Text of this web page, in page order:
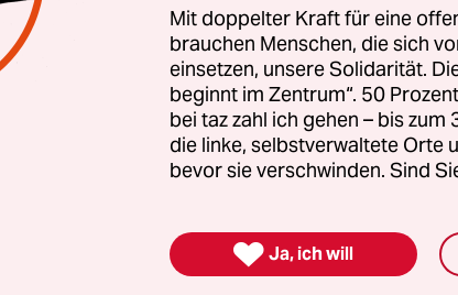
EU-Sanktionen“, schreibt Miriam García
Europäischen Kommission, der taz. „Die
klammern […] Produkte aus
Pharma, Lebensmittel undLandwirtschaft
habe die EU Einfuhrverbote beispielsweise
und Wodka verhängt.
sich vergangenen Donnerstag die US-
und Sozialrat der Vereinten Nationen,Lisa
Mit doppelter Kraft für eine
brauchen Menschen, die sich
einsetzen, unsere Solidarität.
beginnt im Zentrum“. 50
bei taz zahl ich gehen – bis
die linke, selbstverwaltete Orte
bevor sie verschwinden. Sind
 Ja, ich will